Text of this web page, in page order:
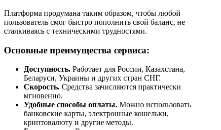
Платформа продумана таким образом, чтобы любой
пользователь смог быстро пополнить свой баланс, не
сталкиваясь с техническими трудностями.
Основные преимущества сервиса:
Доступность. Работает для России, Казахстана,
Беларуси, Украины и других стран СНГ.
Скорость. Средства зачисляются практически
мгновенно.
Удобные способы оплаты. Можно использовать
банковские карты, электронные кошельки,
криптовалюту и другие методы.